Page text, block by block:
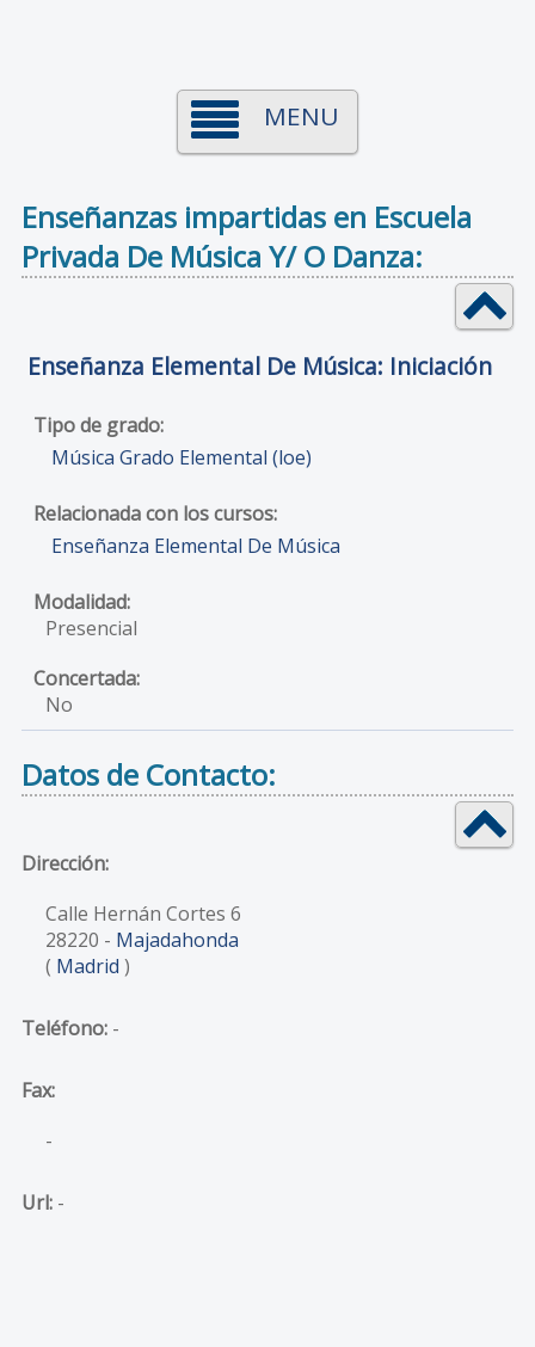
MENU
Enseñanzas impartidas en Escuela
Privada De Música Y/ O Danza:
Enseñanza Elemental De Música: Iniciación
Música Grado Elemental (loe)
Enseñanza Elemental De Música
Presencial
No
Datos de Contacto:
Dirección:
Calle Hernán Cortes 6
28220 - Majadahonda
( Madrid )
Teléfono:-
Fax:
-
Url:-